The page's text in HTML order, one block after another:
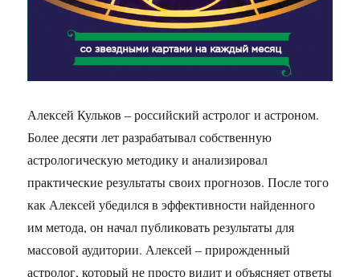
Алексей Кульков – российский астролог и астроном.
Более десяти лет разрабатывал собственную
астрологическую методику и анализировал
практические результаты своих прогнозов. После того
как Алексей убедился в эффективности найденного
им метода, он начал публиковать результаты для
массовой аудитории. Алексей – прирожденный
астролог, который не просто видит и объясняет ответы